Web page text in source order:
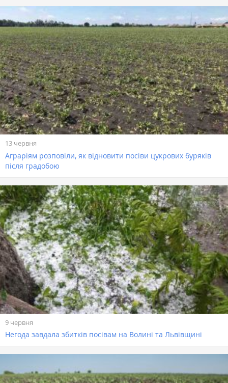
13 червня
Аграріям розповіли, як відновити посіви цукрових буряків
після градобою
9 червня
Негода завдала збитків посівам на Волині та Львівщині